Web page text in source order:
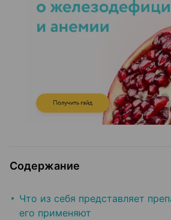
Содержание
Что из себя представляет
его применяют